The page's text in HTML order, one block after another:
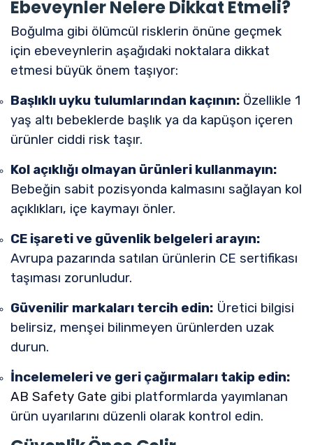
Ebeveynler Nelere Dikkat Etmeli?
Boğulma gibi ölümcül risklerin önüne geçmek
için ebeveynlerin aşağıdaki noktalara dikkat
etmesi büyük önem taşıyor:
Başlıklı uyku tulumlarından kaçının: Özellikle 1
yaş altı bebeklerde başlık ya da kapüşon içeren
ürünler ciddi risk taşır.
Kol açıklığı olmayan ürünleri kullanmayın:
Bebeğin sabit pozisyonda kalmasını sağlayan kol
açıklıkları, içe kaymayı önler.
CE işareti ve güvenlik belgeleri arayın:
Avrupa pazarında satılan ürünlerin CE sertifikası
taşıması zorunludur.
Güvenilir markaları tercih edin: Üretici bilgisi
belirsiz, menşei bilinmeyen ürünlerden uzak
durun.
İncelemeleri ve geri çağırmaları takip edin:
AB Safety Gate gibi platformlarda yayımlanan
ürün uyarılarını düzenli olarak kontrol edin.